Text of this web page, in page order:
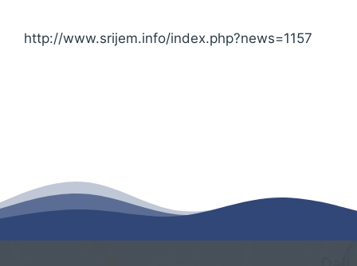
http://www.srijem.info/index.php?news=1157